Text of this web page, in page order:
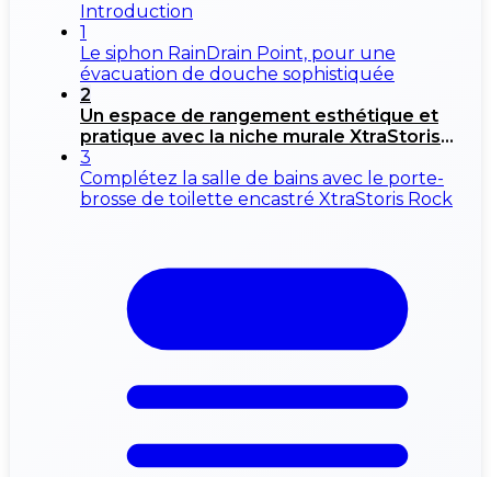
Introduction
1
Le siphon RainDrain Point, pour une
évacuation de douche sophistiquée
2
Un espace de rangement esthétique et
pratique avec la niche murale XtraStoris
Rock
3
Complétez la salle de bains avec le porte-
brosse de toilette encastré XtraStoris Rock